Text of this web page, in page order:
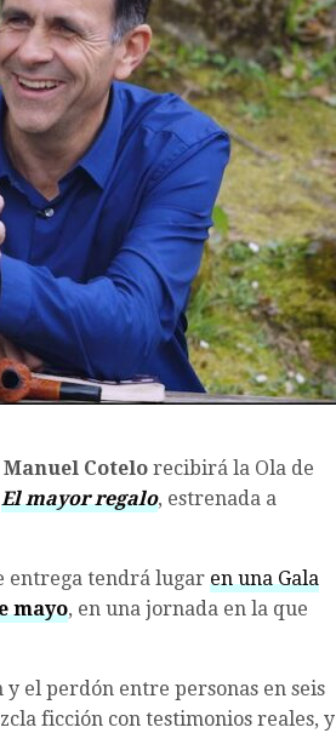
Manuel Cotelo recibirá la Ola de
El mayor regalo, estrenada a
entrega tendrá lugar en una Gala
mayo, en una jornada en la que
el perdón entre personas en seis
ficción con testimonios reales, y